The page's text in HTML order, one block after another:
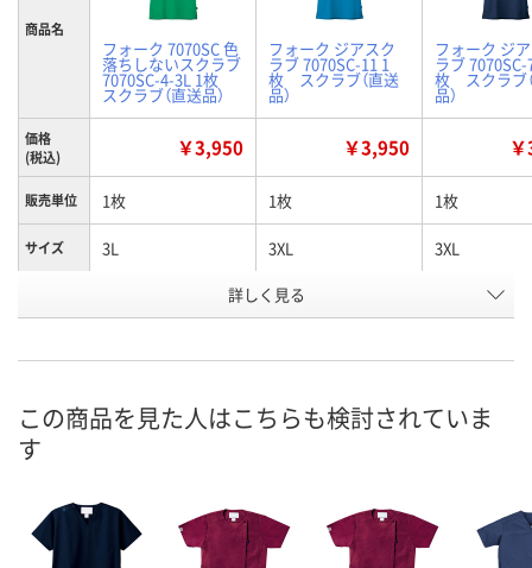
商品名
フォーク 7070SC 色
落ちしないスクラブ
7070SC-4-3L 1枚
スクラブ（直送品）
フォーク ジアスク
ラブ 7070SC-11 1
枚 スクラブ（直送
品）
フォーク ジ
ラブ 7070SC-
枚 スクラブ
品）
価格
(税込)
￥3,950 ￥3,950
販売単位 1枚 1枚 1枚
サイズ 3L 3XL 3XL
ターコイズ ネイビー
号
お届け日
数量
カゴへ カゴへ カ
詳しく見る
この商品を見た人はこちらも検討されていま
す